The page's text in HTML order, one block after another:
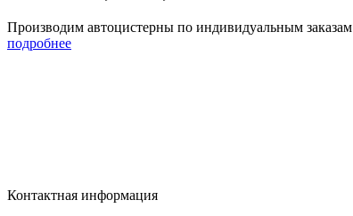
Производим автоцистерны по индивидуальным заказам
подробнее
Контактная информация